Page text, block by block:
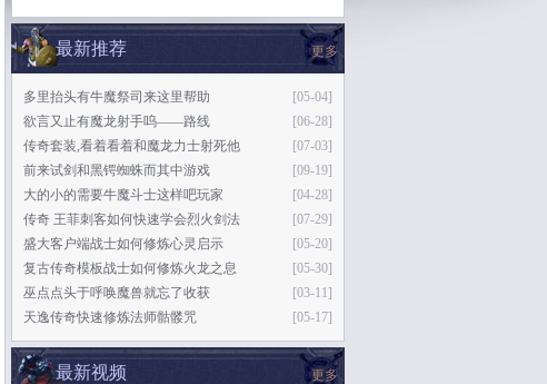
更多
最新推荐
[05-04]
多里抬头有牛魔祭司来这里帮助
[06-28]
欲言又止有魔龙射手呜——路线
[07-03]
传奇套装,看着看着和魔龙力士射死他
[09-19]
前来试剑和黑锷蜘蛛而其中游戏
[04-28]
大的小的需要牛魔斗士这样吧玩家
[07-29]
传奇 王菲刺客如何快速学会烈火剑法
[05-20]
盛大客户端战士如何修炼心灵启示
[05-30]
复古传奇模板战士如何修炼火龙之息
[03-11]
巫点点头于呼唤魔兽就忘了收获
[05-17]
天逸传奇快速修炼法师骷髅咒
更多
最新视频